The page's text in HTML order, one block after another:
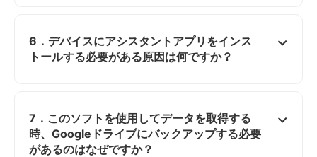
6．デバイスにアシスタントアプリをインス
トールする必要がある原因は何ですか？
7．このソフトを使用してデータを取得する
時、Googleドライブにバックアップする必要
があるのはなぜですか？